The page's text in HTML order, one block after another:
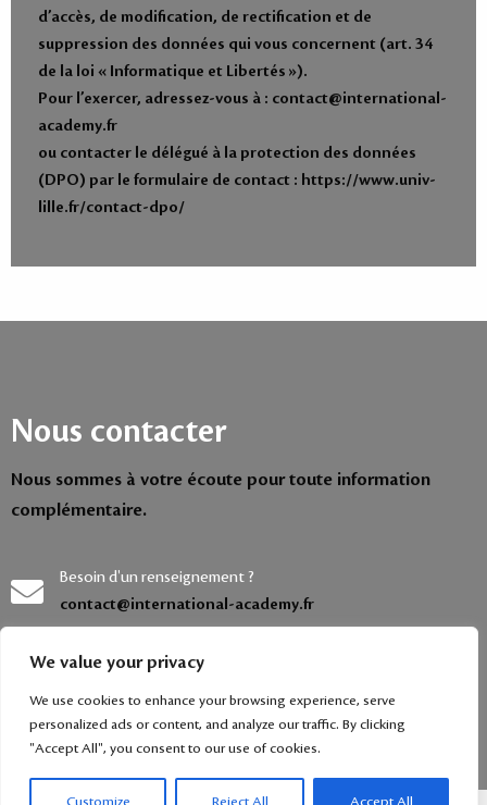
We value your privacy
We use cookies to enhance your browsing experience, serve
personalized ads or content, and analyze our traffic. By clicking
"Accept All", you consent to our use of cookies.
Customize Reject All Accept All
d’accès, de modification, de rectification et de
suppression des données qui vous concernent (art. 34
de la loi « Informatique et Libertés »).
Pour l’exercer, adressez-vous à : contact@international-
academy.fr
ou contacter le délégué à la protection des données
(DPO) par le formulaire de contact : https://www.univ-
lille.fr/contact-dpo/
Nous contacter
Nous sommes à votre écoute pour toute information
complémentaire.
Besoin d'un renseignement ?
contact@international-academy.fr
Pour toute demande pressante :